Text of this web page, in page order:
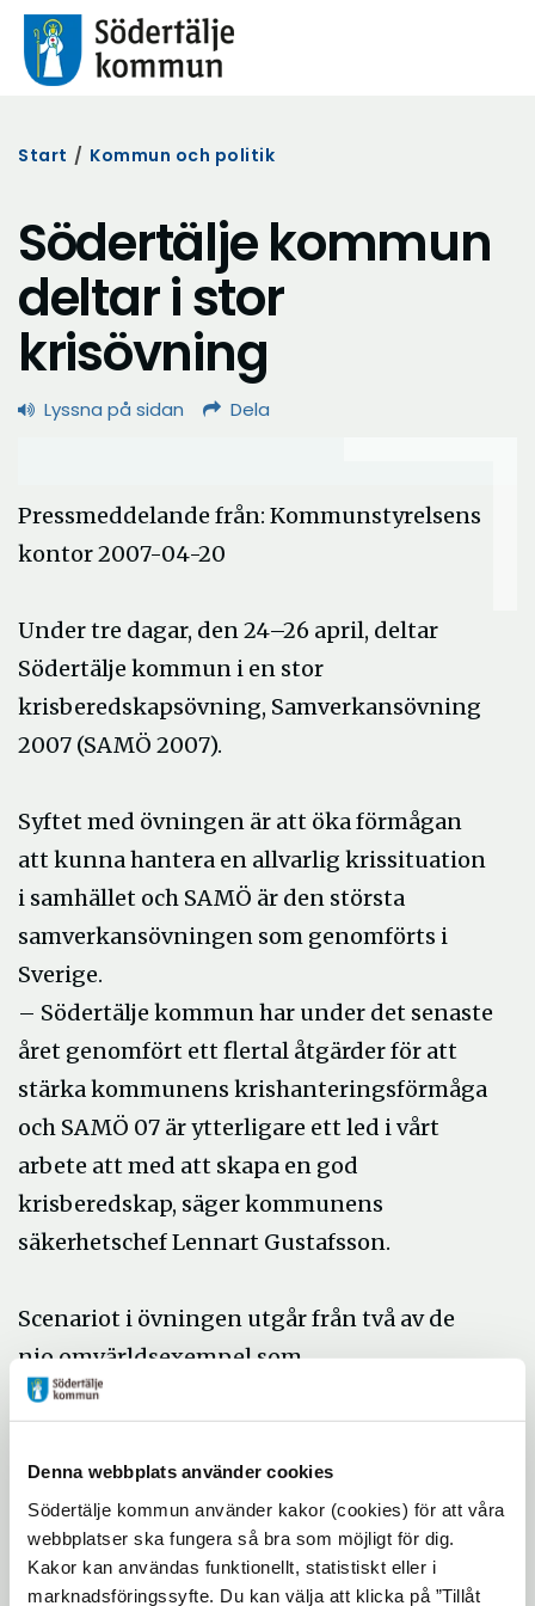
Denna webbplats använder cookies
Södertälje kommun använder kakor (cookies) för att våra
webbplatser ska fungera så bra som möjligt för dig.
Kakor kan användas funktionellt, statistiskt eller i
marknadsföringssyfte. Du kan välja att klicka på ”Tillåt
Start / Kommun och politik
Södertälje kommun
deltar i stor
krisövning
Lyssna på sidan Dela
Pressmeddelande från: Kommunstyrelsens
kontor 2007-04-20
Under tre dagar, den 24–26 april, deltar
Södertälje kommun i en stor
krisberedskapsövning, Samverkansövning
2007 (SAMÖ 2007).
Syftet med övningen är att öka förmågan
att kunna hantera en allvarlig krissituation
i samhället och SAMÖ är den största
samverkansövningen som genomförts i
Sverige.
– Södertälje kommun har under det senaste
året genomfört ett flertal åtgärder för att
stärka kommunens krishanteringsförmåga
och SAMÖ 07 är ytterligare ett led i vårt
arbete att med att skapa en god
krisberedskap, säger kommunens
säkerhetschef Lennart Gustafsson.
Scenariot i övningen utgår från två av de
nio omvärldsexempel som
krisberedskapsmyndigheten tagit fram på
Övningen är främst en simulering, och för
Södertäljes del ingår inga praktiska så
kallade fältmoment.